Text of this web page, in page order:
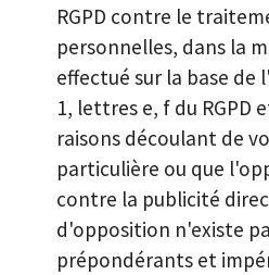
RGPD contre le
personnelles, dans la
effectué sur la base
1, lettres e, f du RGPD
raisons découlant de
particulière ou que
contre la publicité
d'opposition n'existe
prépondérants et